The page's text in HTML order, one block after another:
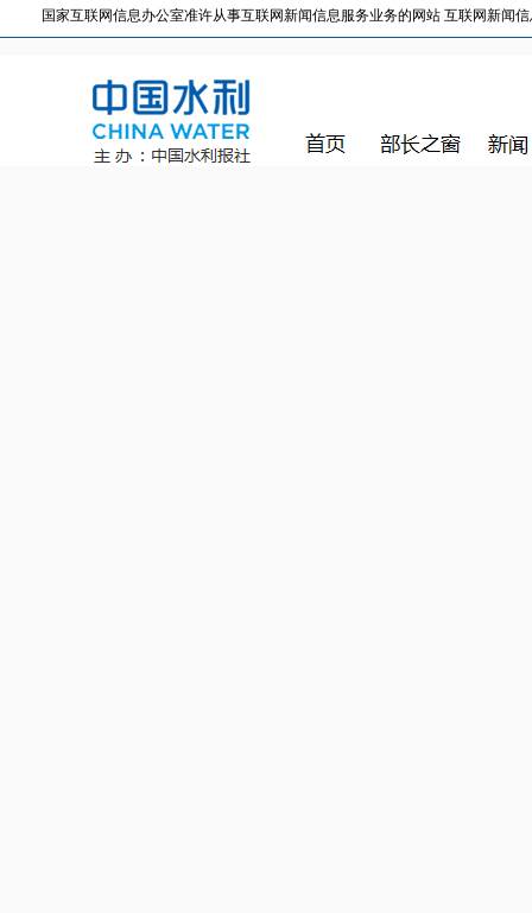
国家互联网信息办公室准许从事互联网新闻信息服务业务的网站 互联网新闻信